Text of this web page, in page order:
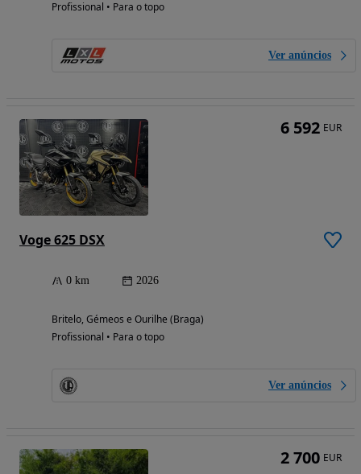
Profissional • Para o topo
Ver anúncios
Voge 625 DSX
0 km 2026
Britelo, Gémeos e Ourilhe (Braga)
Profissional • Para o topo
Ver anúncios
6 592 EUR
2 700 EUR